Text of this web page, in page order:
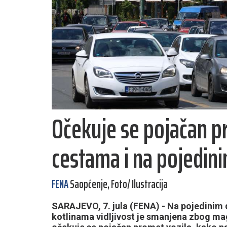
Očekuje se pojačan
cestama i na
FENASaopćenje, Foto/ Ilustracija
SARAJEVO, 7. jula (FENA) - Na
kotlinama vidljivost je smanjena zbog